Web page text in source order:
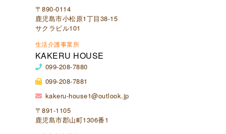
〒890-0114
鹿児島市小松原1丁目38-15
サクラビル101
生活介護事業所
KAKERU HOUSE
099-208-7880
099-208-7881
kakeru-house1@outlook.jp
〒891-1105
鹿児島市郡山町1306番1